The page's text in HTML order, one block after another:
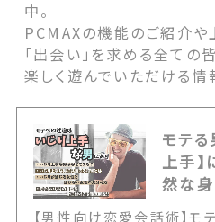
中。
PCMAXの機能のご紹介や
「出会い」を求める全ての
楽しく遊んでいただける情
モテる
上手】
然な
【男性向け恋愛会話術】モ